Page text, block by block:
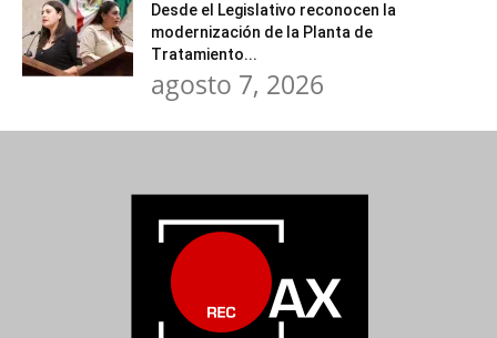
Desde el Legislativo reconocen la
modernización de la Planta de
Tratamiento...
agosto 7, 2026